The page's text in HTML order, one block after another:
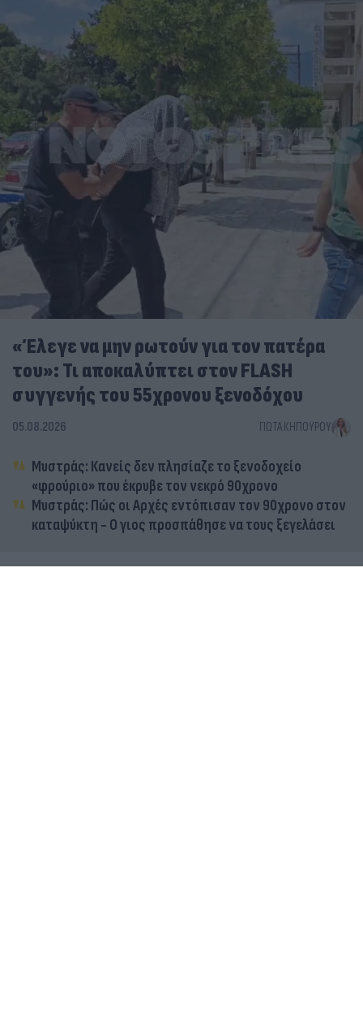
«Έλεγε να μην ρωτούν για τον πατέρα
του»: Τι αποκαλύπτει στον FLASH
συγγενής του 55χρονου ξενοδόχου
05.08.2026 ΓΙΏΤΑ ΚΗΠΟΥΡΟΎ
Μυστράς: Κανείς δεν πλησίαζε το ξενοδοχείο
«φρούριο» που έκρυβε τον νεκρό 90χρονο
Μυστράς: Πώς οι Αρχές εντόπισαν τον 90χρονο στον
καταψύκτη - Ο γιος προσπάθησε να τους ξεγελάσει